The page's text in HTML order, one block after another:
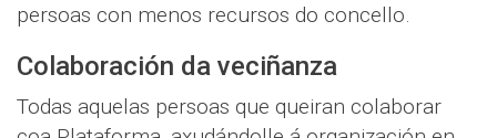
persoas con menos recursos do concello.
Colaboración da veciñanza
Todas aquelas persoas que queiran colaborar